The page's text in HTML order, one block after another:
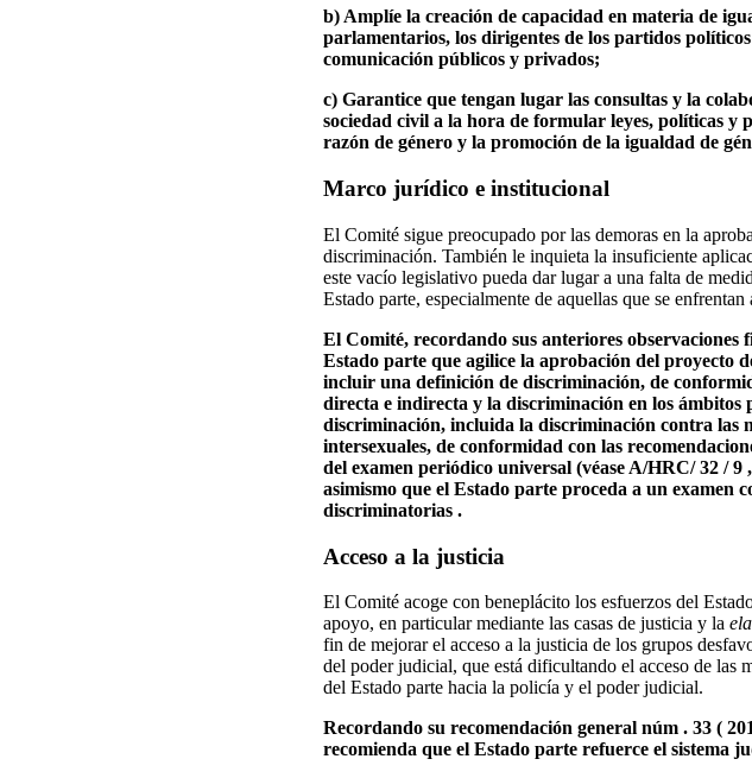
b) Amplíe la creación de capacidad en materia de
parlamentarios, los dirigentes de los partidos
comunicación públicos y privados;
c) Garantice que tengan lugar las consultas y la
sociedad civil a la hora de formular leyes, políticas
razón de género y la promoción de la igualdad de
Marco jurídico e institucional
El Comité sigue preocupado por las demoras en la
discriminación. También le inquieta la insuficiente
este vacío legislativo pueda dar lugar a una falta de
Estado parte, especialmente de aquellas que se
El Comité, recordando sus anteriores
Estado parte que agilice la aprobación del proyecto
incluir una definición de discriminación, de
directa e indirecta y la discriminación en los
discriminación, incluida la discriminación contra las
intersexuales, de conformidad con las
del examen periódico universal (véase A/HRC/ 32 /
asimismo que el Estado parte proceda a un examen
discriminatorias .
Acceso a la justicia
El Comité acoge con beneplácito los esfuerzos del
apoyo, en particular mediante las casas de justicia y la
fin de mejorar el acceso a la justicia de los grupos
del poder judicial, que está dificultando el acceso de las
del Estado parte hacia la policía y el poder judicial.
Recordando su recomendación general núm . 33 (
recomienda que el Estado parte refuerce el sistema